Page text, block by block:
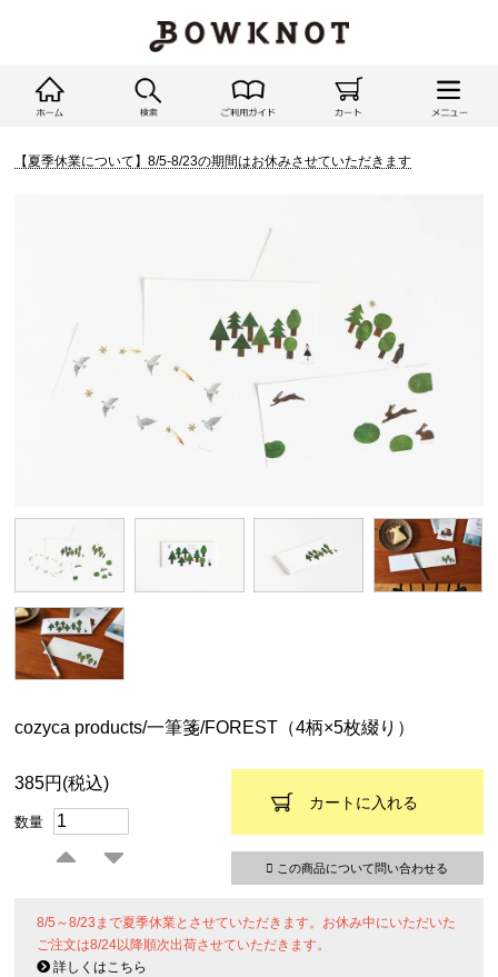
【夏季休業について】8/5-8/23の期間はお休みさせていただきます
cozyca products/一筆箋/FOREST（4柄×5枚綴り）
385円(税込)
数量
カートに入れる
この商品について問い合わせる
8/5～8/23まで夏季休業とさせていただきます。お休み中にいただいた
ご注文は8/24以降順次出荷させていただきます。
詳しくはこちら